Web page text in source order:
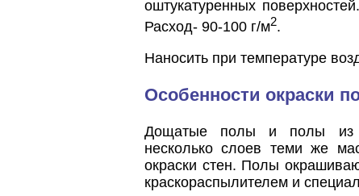
оштукатуренных
Расход- 90-100 г/м2.
Наносить при температуре
Особенности окраски
Дощатые полы и полы из
несколько слоев теми же
окраски стен. Полы
краскораспылителем и